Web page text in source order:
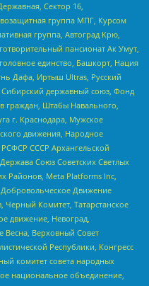
Сектор 16,
группа МПГ, Курсом
группа, Автоград Крю,
пансионат Ак Умут,
единство, Башкорт, Нация
Дафа, Иртыш Ultras, Русский
державный союз, Фонд
граждан, Штабы Навального,
г. Краснодара, Мужское
движения, Народное
СССР Архангельской
Союз Советских Светлых
Районов, Meta Platforms Inc,
Движение
Черный Комитет, Татарстанское
движение, Невоград,
Верховный Совет
Республики, Конгресс
комитет совета народных
национальное объединение,